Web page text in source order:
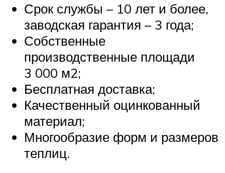
Срок службы – 10 лет и более,
заводская гарантия – 3 года;
Собственные
производственные площади
3 000 м2;
Бесплатная доставка;
Качественный оцинкованный
материал;
Многообразие форм и размеров
теплиц.